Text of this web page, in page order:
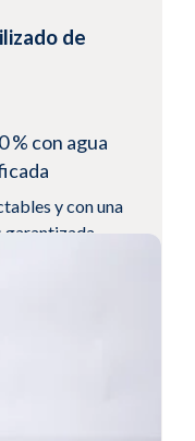
de
% con agua
y con una
garantizada
con un sistema
que evita que el
durante el